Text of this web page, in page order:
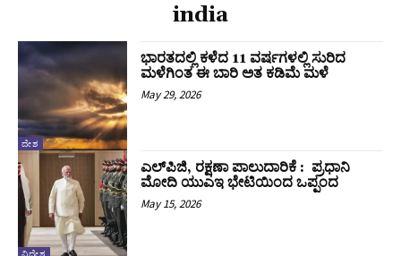
india
ದೇಶ
ಭಾರತದಲ್ಲಿ ಕಳೆದ 11 ವರ್ಷಗಳಲ್ಲಿ ಸುರಿದ
ಮಳೆಗಿಂತ ಈ ಬಾರಿ ಅತ ಕಡಿಮೆ ಮಳೆ
May 29, 2026
ವಿದೇಶ
ಎಲ್‌ಪಿಜಿ, ರಕ್ಷಣಾ ಪಾಲುದಾರಿಕೆ : ಪ್ರಧಾನಿ
ಮೋದಿ ಯುಎಇ ಭೇಟಿಯಿಂದ ಒಪ್ಪಂದ
May 15, 2026